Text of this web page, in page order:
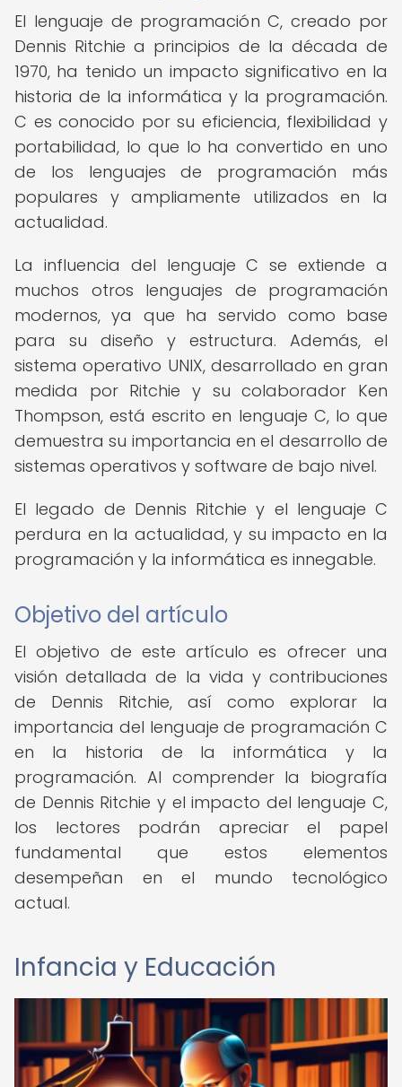
El lenguaje de programación C, creado por
Dennis Ritchie a principios de la década de
1970, ha tenido un impacto significativo en la
historia de la informática y la programación.
C es conocido por su eficiencia, flexibilidad y
portabilidad, lo que lo ha convertido en uno
de los lenguajes de programación más
populares y ampliamente utilizados en la
actualidad.
La influencia del lenguaje C se extiende a
muchos otros lenguajes de programación
modernos, ya que ha servido como base
para su diseño y estructura. Además, el
sistema operativo UNIX, desarrollado en gran
medida por Ritchie y su colaborador Ken
Thompson, está escrito en lenguaje C, lo que
demuestra su importancia en el desarrollo de
sistemas operativos y software de bajo nivel.
El legado de Dennis Ritchie y el lenguaje C
perdura en la actualidad, y su impacto en la
programación y la informática es innegable.
Objetivo del artículo
El objetivo de este artículo es ofrecer una
visión detallada de la vida y contribuciones
de Dennis Ritchie, así como explorar la
importancia del lenguaje de programación C
en la historia de la informática y la
programación. Al comprender la biografía
de Dennis Ritchie y el impacto del lenguaje C,
los lectores podrán apreciar el papel
fundamental que estos elementos
desempeñan en el mundo tecnológico
actual.
Infancia y Educación